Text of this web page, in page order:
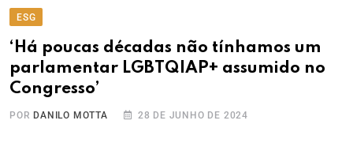
ESG
‘Há poucas décadas não tínhamos um
parlamentar LGBTQIAP+ assumido no
Congresso’
POR DANILO MOTTA 28 DE JUNHO DE 2024